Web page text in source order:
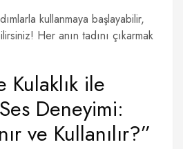
kullanmaya başlayabilir,
Her anın tadını çıkarmak
Kulaklık ile
Deneyimi:
ve Kullanılır?”